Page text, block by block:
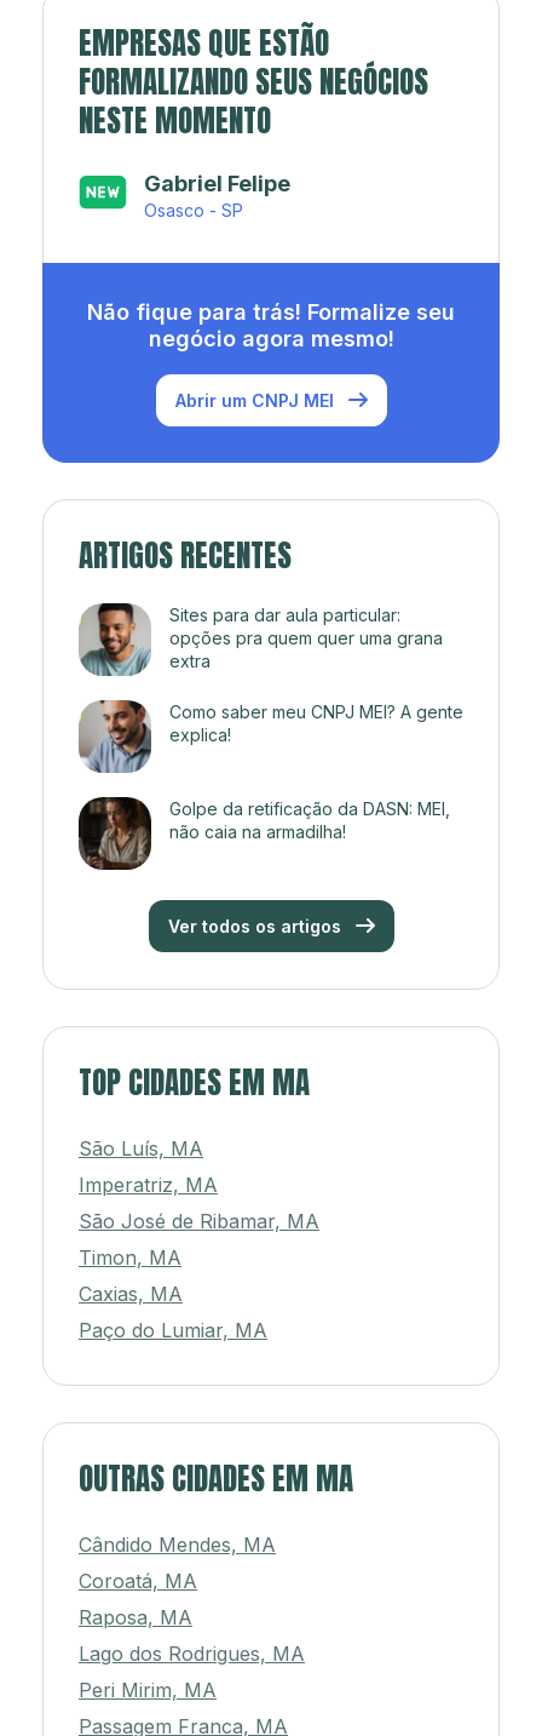
EMPRESAS QUE ESTÃO
FORMALIZANDO SEUS NEGÓCIOS
NESTE MOMENTO
Japa’s açaí e sorveteria
Rio de Janeiro - RJ
Não fique para trás! Formalize seu
negócio agora mesmo!
Abrir um CNPJ MEI
ARTIGOS RECENTES
Sites para dar aula particular:
opções pra quem quer uma grana
extra
Como saber meu CNPJ MEI? A gente
explica!
Golpe da retificação da DASN: MEI,
não caia na armadilha!
Ver todos os artigos
TOP CIDADES EM MA
São Luís, MA
Imperatriz, MA
São José de Ribamar, MA
Timon, MA
Caxias, MA
Paço do Lumiar, MA
OUTRAS CIDADES EM MA
Cândido Mendes, MA
Coroatá, MA
Raposa, MA
Lago dos Rodrigues, MA
Peri Mirim, MA
Passagem Franca, MA